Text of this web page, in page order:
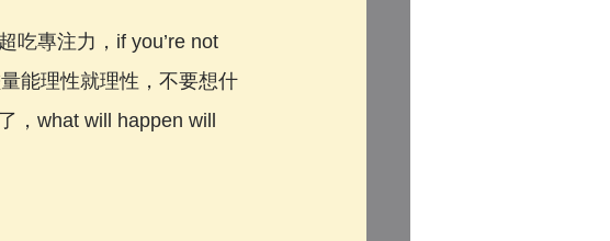
吃專注力，if you’re not
能理性就理性，不要想什
，what will happen will